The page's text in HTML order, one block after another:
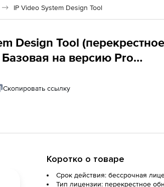
IP Video System Design Tool
Design Tool (перекрестное
на версию Pro
Скопировать ссылку
Коротко о товаре
Срок действия: бессрочная
Тип лицензии: перекрестное